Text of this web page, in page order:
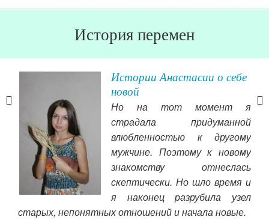
История перемен
Истории Анастасии о себе
новой
Но на тот момент я
страдала придуманной
влюбленностью к другому
мужчине. Поэтому к новому
знакомству отнеслась
скептически. Но шло время и
я наконец разрубила узел
старых, непонятных отношений и начала новые.